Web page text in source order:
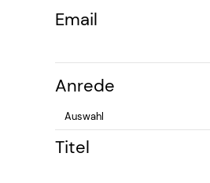
Email
Anrede
Titel